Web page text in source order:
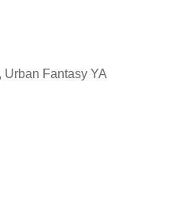
Urban Fantasy YA